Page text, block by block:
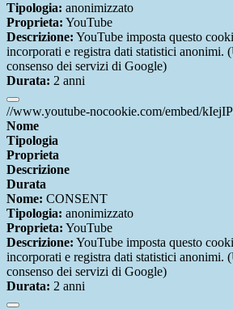
Tipologia: anonimizzato
Proprieta: YouTube
Descrizione: YouTube imposta questo
incorporati e registra dati statistici anonimi.
consenso dei servizi di Google)
Durata: 2 anni
//www.youtube-nocookie.com/embed/
Nome
Tipologia
Proprieta
Descrizione
Durata
Nome: CONSENT
Tipologia: anonimizzato
Proprieta: YouTube
Descrizione: YouTube imposta questo
incorporati e registra dati statistici anonimi.
consenso dei servizi di Google)
Durata: 2 anni